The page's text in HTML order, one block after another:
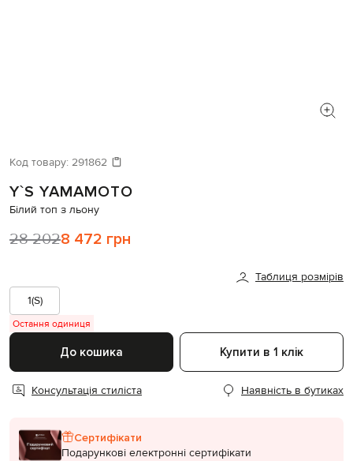
Код товару: 291862
Y`S YAMAMOTO
Білий топ з льону
28 2028 472 грн
Таблиця розмірів
1(S)
Остання одиниця
До кошика Купити в 1 клік
Консультація стиліста Наявність в бутиках
Сертифікати
Подарункові електронні сертифікати